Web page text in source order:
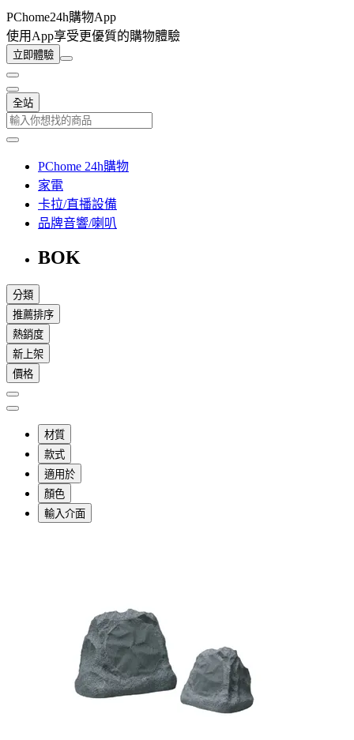
PChome24h購物App
使用App享受更優質的購物體驗
立即體驗
全站
PChome 24h購物
家電
卡拉/直播設備
品牌音響/喇叭
BOK
分類
推薦排序
熱銷度
新上架
價格
材質
款式
適用於
顏色
輸入介面